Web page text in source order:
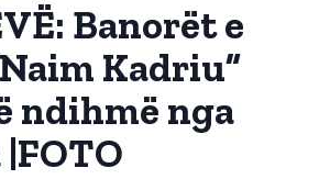
Banorët e
Kadriu”
ndihmë nga